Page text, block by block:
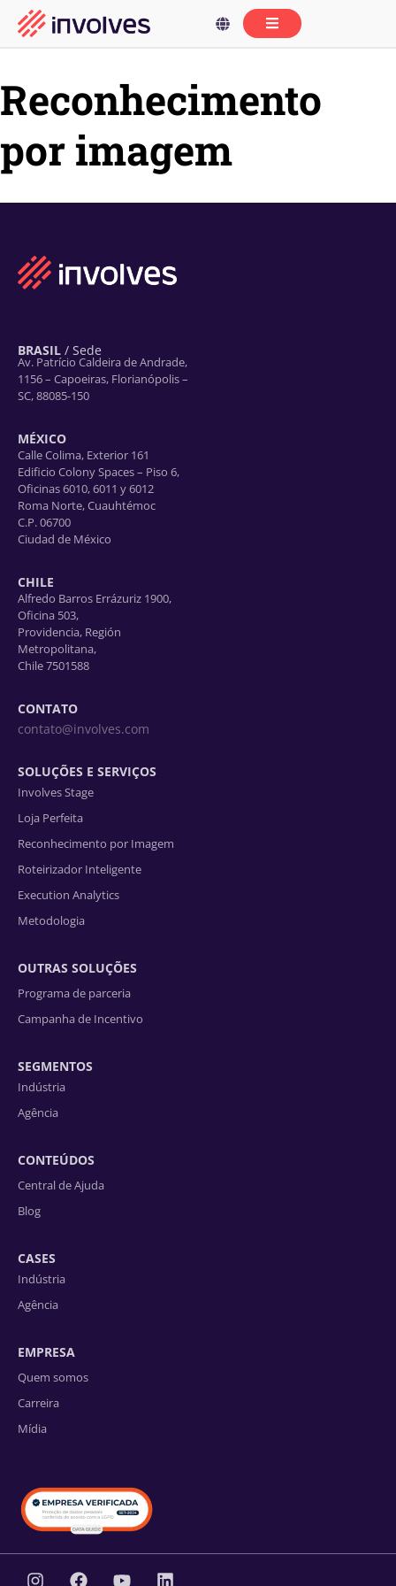
Reconhecimento
por imagem
BRASIL / Sede
Av. Patrício Caldeira de Andrade,
1156 – Capoeiras, Florianópolis –
SC, 88085-150
MÉXICO
Calle Colima, Exterior 161
Edificio Colony Spaces – Piso 6,
Oficinas 6010, 6011 y 6012
Roma Norte, Cuauhtémoc
C.P. 06700
Ciudad de México
CHILE
Alfredo Barros Errázuriz 1900,
Oficina 503,
Providencia, Región
Metropolitana,
Chile 7501588
CONTATO
contato@involves.com
SOLUÇÕES E SERVIÇOS
Involves Stage
Loja Perfeita
Reconhecimento por Imagem
Roteirizador Inteligente
Execution Analytics
Metodologia
OUTRAS SOLUÇÕES
Programa de parceria
Campanha de Incentivo
SEGMENTOS
Indústria
Agência
CONTEÚDOS
Central de Ajuda
Blog
CASES
Indústria
Agência
EMPRESA
Quem somos
Carreira
Mídia